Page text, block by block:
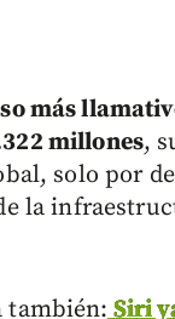
más
millones,
solo por
la
también:Siri